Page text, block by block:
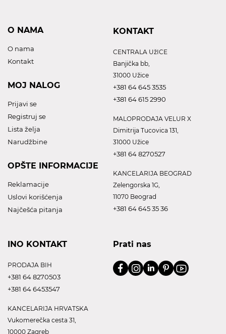
O NAMA
O nama
Kontakt
MOJ NALOG
Prijavi se
Registruj se
Lista želja
Narudžbine
OPŠTE INFORMACIJE
Reklamacije
Uslovi korišćenja
Najčešća pitanja
KONTAKT
CENTRALA UžICE
Banjička bb,
31000 Užice
+381 64 645 3535
+381 64 615 2990
MALOPRODAJA VELUR X
Dimitrija Tucovica 131,
31000 Užice
+381 64 8270527
KANCELARIJA BEOGRAD
Zelengorska 1G,
11070 Beograd
+381 64 645 35 36
INO KONTAKT
PRODAJA BIH
+381 64 8270503
+381 64 6453547
KANCELARIJA HRVATSKA
Vukomerečka cesta 31,
10000 Zagreb
Prati nas